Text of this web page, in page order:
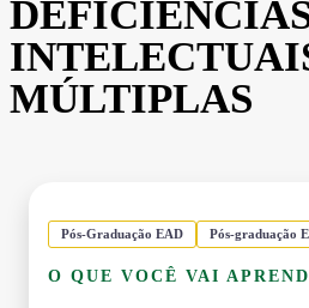
MÚLTIPLAS
Pós-Graduação EAD Pós-graduação
O QUE VOCÊ VAI